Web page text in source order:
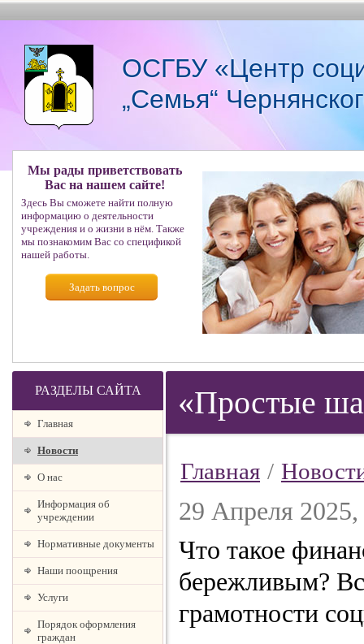
ОСГБУ «Центр
„Семья“
Мы рады приветствовать
Вас на нашем сайте!
Здесь Вы сможете найти полную
информацию о деятельности
учреждения и о жизни в нём. Также
мы познакомим Вас со спецификой
нашей работы.
Задать вопрос
РАЗДЕЛЫ САЙТА
Главная
Новости
О наc
Информация об
учреждении
Нормативные документы
Наши поощрения
Услуги
Порядок оформления
граждан
«Простые
Главная /
29 Апреля
Что такое
бережливым?
грамотности